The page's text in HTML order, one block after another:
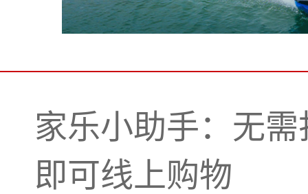
家乐小助手：无
即可线上购物